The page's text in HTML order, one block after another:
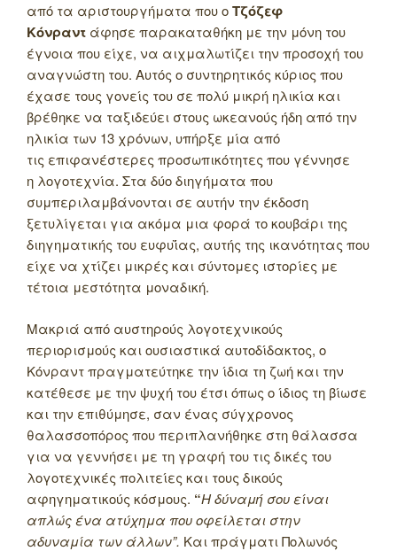
από τα αριστουργήματα που οΤζόζεφ
Κόνραντ άφησε παρακαταθήκη με την μόνη του
έγνοια που είχε, να αιχμαλωτίζει την προσοχή του
αναγνώστη του. Αυτός ο συντηρητικός κύριος που
έχασε τους γονείς του σε πολύ μικρή ηλικία και
βρέθηκε να ταξιδεύει στους ωκεανούς ήδη από την
ηλικία των 13 χρόνων, υπήρξε μία από
τις επιφανέστερες προσωπικότητες που γέννησε
η λογοτεχνία. Στα δύο διηγήματα που
συμπεριλαμβάνονται σε αυτήν την έκδοση
ξετυλίγεται για ακόμα μια φορά το κουβάρι της
διηγηματικής του ευφυΐας, αυτής της ικανότητας που
είχε να χτίζει μικρές και σύντομες ιστορίες με
τέτοια μεστότητα μοναδική.
Μακριά από αυστηρούς λογοτεχνικούς
περιορισμούς και ουσιαστικά αυτοδίδακτος, ο
Κόνραντ πραγματεύτηκε την ίδια τη ζωή και την
κατέθεσε με την ψυχή του έτσι όπως ο ίδιος τη βίωσε
και την επιθύμησε, σαν ένας σύγχρονος
θαλασσοπόρος που περιπλανήθηκε στη θάλασσα
για να γεννήσει με τη γραφή του τις δικές του
λογοτεχνικές πολιτείες και τους δικούς
αφηγηματικούς κόσμους. “Η δύναμή σου είναι
απλώς ένα ατύχημα που οφείλεται στην
αδυναμία των άλλων”. Και πράγματι Πολωνός